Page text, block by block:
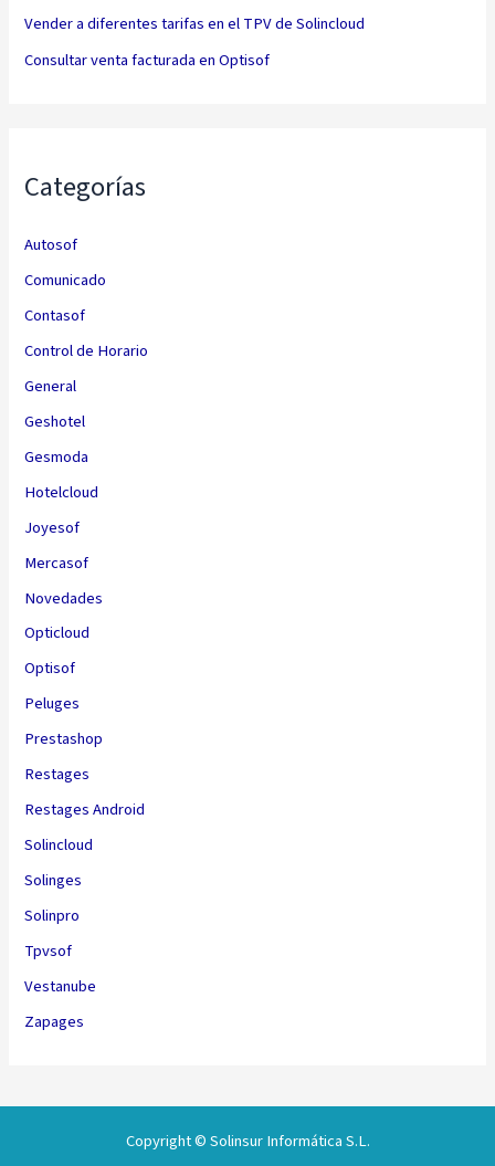
Vender a diferentes tarifas en el TPV de Solincloud
Consultar venta facturada en Optisof
Categorías
Autosof
Comunicado
Contasof
Control de Horario
General
Geshotel
Gesmoda
Hotelcloud
Joyesof
Mercasof
Novedades
Opticloud
Optisof
Peluges
Prestashop
Restages
Restages Android
Solincloud
Solinges
Solinpro
Tpvsof
Vestanube
Zapages
Copyright © Solinsur Informática S.L.